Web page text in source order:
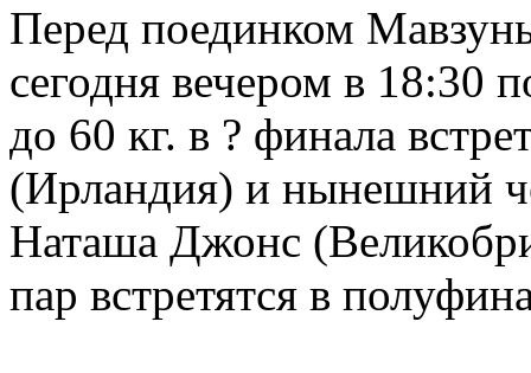
Перед поединком
сегодня вечером в 18:30
до 60 кг. в ? финала
(Ирландия) и нынешний
Наташа Джонс
пар встретятся в